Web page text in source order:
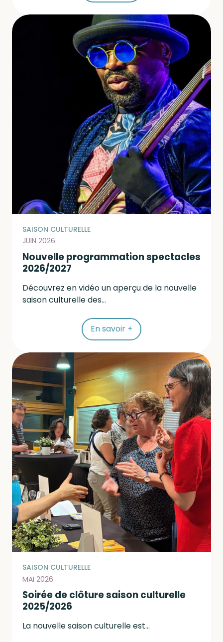
SAISON CULTURELLE
JUIN 2026
Nouvelle programmation spectacles
2026/2027
Découvrez en vidéo un aperçu de la nouvelle
saison culturelle des...
En savoir +
SAISON CULTURELLE
MAI 2026
Soirée de clôture saison culturelle
2025/2026
La nouvelle saison culturelle est...